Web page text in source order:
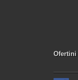
Ofertini